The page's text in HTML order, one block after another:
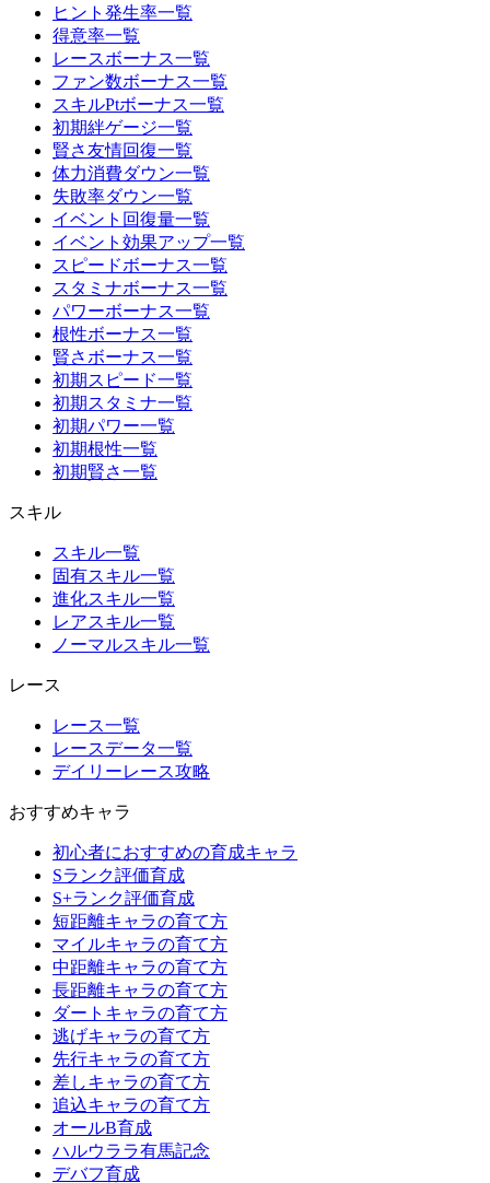
ヒント発生率一覧
得意率一覧
レースボーナス一覧
ファン数ボーナス一覧
スキルPtボーナス一覧
初期絆ゲージ一覧
賢さ友情回復一覧
体力消費ダウン一覧
失敗率ダウン一覧
イベント回復量一覧
イベント効果アップ一覧
スピードボーナス一覧
スタミナボーナス一覧
パワーボーナス一覧
根性ボーナス一覧
賢さボーナス一覧
初期スピード一覧
初期スタミナ一覧
初期パワー一覧
初期根性一覧
初期賢さ一覧
スキル
スキル一覧
固有スキル一覧
進化スキル一覧
レアスキル一覧
ノーマルスキル一覧
レース
レース一覧
レースデータ一覧
デイリーレース攻略
おすすめキャラ
初心者におすすめの育成キャラ
Sランク評価育成
S+ランク評価育成
短距離キャラの育て方
マイルキャラの育て方
中距離キャラの育て方
長距離キャラの育て方
ダートキャラの育て方
逃げキャラの育て方
先行キャラの育て方
差しキャラの育て方
追込キャラの育て方
オールB育成
ハルウララ有馬記念
デバフ育成